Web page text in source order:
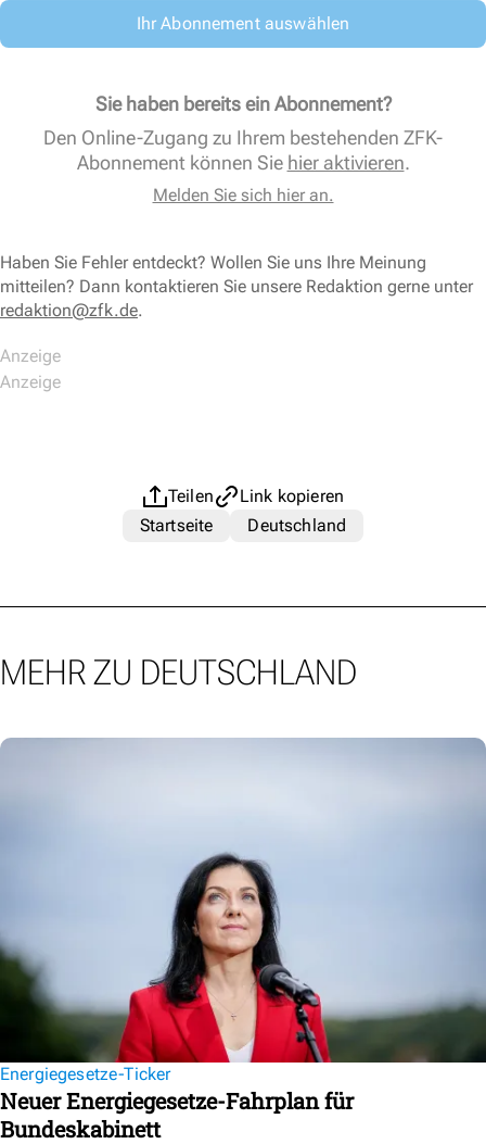
Ihr Abonnement auswählen
Sie haben bereits ein Abonnement?
Den Online-Zugang zu Ihrem bestehenden ZFK-
Abonnement können Sie hier aktivieren.
Melden Sie sich hier an.
Haben Sie Fehler entdeckt? Wollen Sie uns Ihre Meinung
mitteilen? Dann kontaktieren Sie unsere Redaktion gerne unter
redaktion@zfk.de.
Teilen
Link kopieren
Startseite
Deutschland
MEHR ZU DEUTSCHLAND
Energiegesetze-Ticker
Neuer Energiegesetze-Fahrplan für
Bundeskabinett